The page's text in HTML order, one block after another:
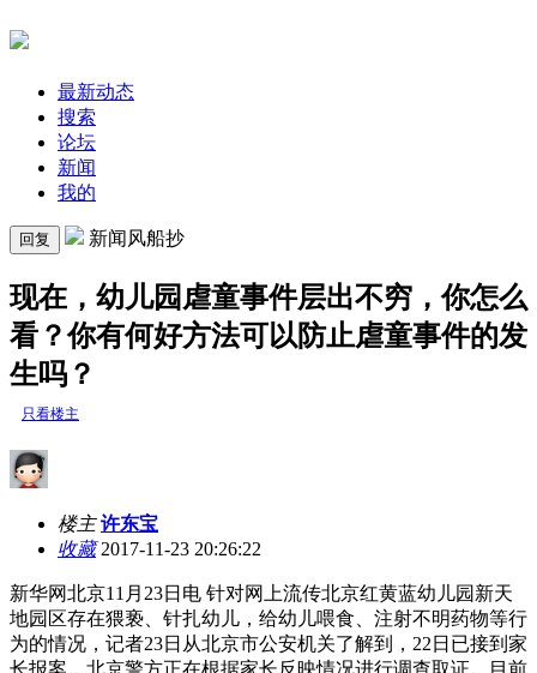
最新动态
搜索
论坛
新闻
我的
回复 新闻风船抄
现在，幼儿园虐童事件层出不穷，你怎么
看？你有何好方法可以防止虐童事件的发
生吗？
只看楼主
楼主 许东宝
收藏2017-11-23 20:26:22
新华网北京11月23日电 针对网上流传北京红黄蓝幼儿园新天
地园区存在猥亵、针扎幼儿，给幼儿喂食、注射不明药物等行
为的情况，记者23日从北京市公安机关了解到，22日已接到家
长报案，北京警方正在根据家长反映情况进行调查取证。目前